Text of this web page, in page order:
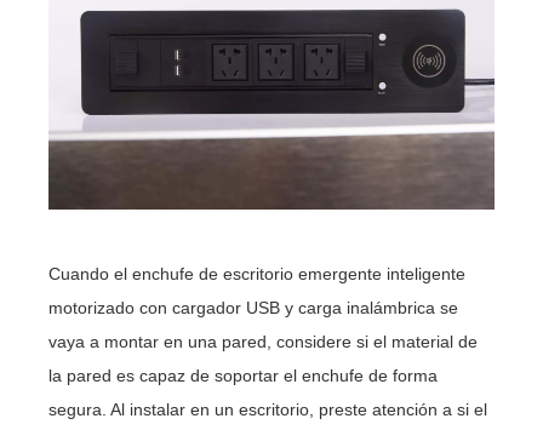
Cuando el enchufe de escritorio emergente inteligente
motorizado con cargador USB y carga inalámbrica se
vaya a montar en una pared, considere si el material de
la pared es capaz de soportar el enchufe de forma
segura. Al instalar en un escritorio, preste atención a si el